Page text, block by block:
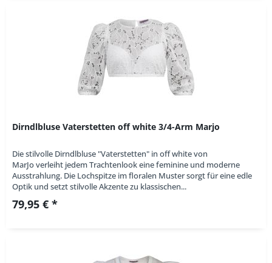
Dirndlbluse Vaterstetten off white 3/4-Arm Marjo
Die stilvolle Dirndlbluse "Vaterstetten" in off white von
MarJo verleiht jedem Trachtenlook eine feminine und moderne
Ausstrahlung. Die Lochspitze im floralen Muster sorgt für eine edle
Optik und setzt stilvolle Akzente zu klassischen...
79,95 € *